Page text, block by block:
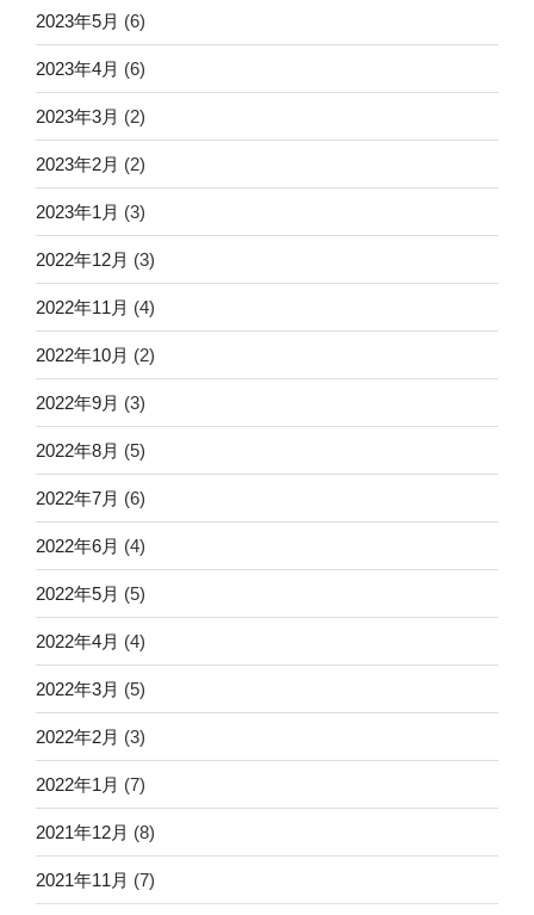
2023年5月 (6)
2023年4月 (6)
2023年3月 (2)
2023年2月 (2)
2023年1月 (3)
2022年12月 (3)
2022年11月 (4)
2022年10月 (2)
2022年9月 (3)
2022年8月 (5)
2022年7月 (6)
2022年6月 (4)
2022年5月 (5)
2022年4月 (4)
2022年3月 (5)
2022年2月 (3)
2022年1月 (7)
2021年12月 (8)
2021年11月 (7)